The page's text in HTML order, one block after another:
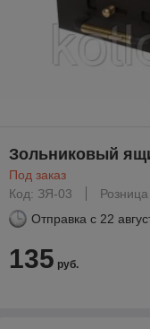
Зольниковый
Под заказ
Код: ЗЯ-03
Розница
Отправка с 22
135 руб.